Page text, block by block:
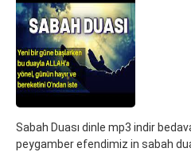
Sabah Duası dinle mp3 indir
peygamber efendimiz in sabah